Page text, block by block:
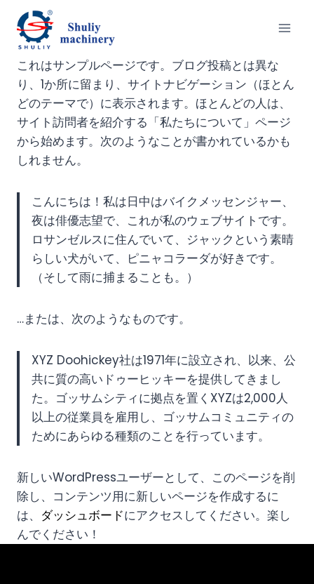
これはサンプルページです。ブログ投稿とは異な
り、1か所に留まり、サイトナビゲーション（ほとん
どのテーマで）に表示されます。ほとんどの人は、
サイト訪問者を紹介する「私たちについて」ページ
から始めます。次のようなことが書かれているかも
しれません。
こんにちは！私は日中はバイクメッセンジャー、
夜は俳優志望で、これが私のウェブサイトです。
ロサンゼルスに住んでいて、ジャックという素晴
らしい犬がいて、ピニャコラーダが好きです。
（そして雨に捕まることも。）
…または、次のようなものです。
XYZ Doohickey社は1971年に設立され、以来、公
共に質の高いドゥーヒッキーを提供してきまし
た。ゴッサムシティに拠点を置くXYZは2,000人
以上の従業員を雇用し、ゴッサムコミュニティの
ためにあらゆる種類のこと​​を行っています。
新しいWordPressユーザーとして、このページを削
除し、コンテンツ用に新しいページを作成するに
は、 ダッシュボードにアクセスしてください。楽し
んでください！